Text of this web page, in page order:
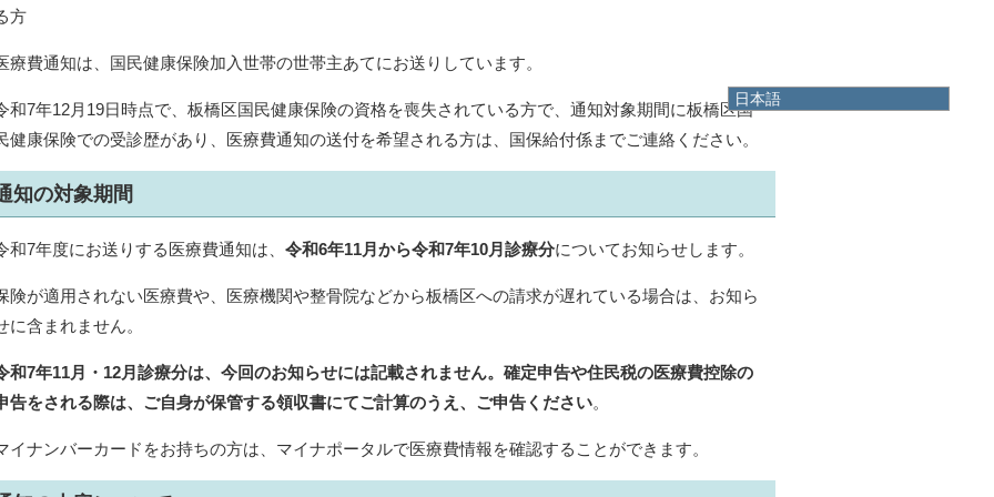
日本語
日本語
English
한국어
繁體中文
方
療費通知は、国民健康保険加入世帯の世帯主あてにお送りしています。
和7年12月19日時点で、板橋区国民健康保険の資格を喪失されている方で、通知対象期間に板橋区国
健康保険での受診歴があり、医療費通知の送付を希望される方は、国保給付係までご連絡ください。
知の対象期間
和7年度にお送りする医療費通知は、 令和6年11月から令和7年10月診療分についてお知らせします。
険が適用されない医療費や、医療機関や整骨院などから板橋区への請求が遅れている場合は、お知ら
に含まれません。
和7年11月・12月診療分は、今回のお知らせには記載されません。確定申告や住民税の医療費控除の
告をされる際は、ご自身が保管する領収書にてご計算のうえ、ご申告ください。
イナンバーカードをお持ちの方は、マイナポータルで医療費情報を確認することができます。